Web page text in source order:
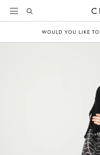
Open
Search
WOULD YOU LIKE